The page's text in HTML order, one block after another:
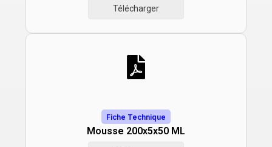
Télécharger
Fiche Technique
Mousse 200x5x50 ML